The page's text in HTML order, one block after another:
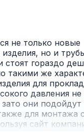
не только новые
изделия, но и
стоят гораздо
такими же
для
давления не
они подойдут
для монтажа
сайт